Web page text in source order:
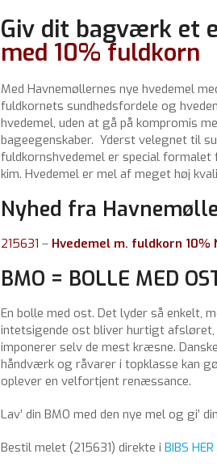
Giv dit bagværk et
med 10% fuldkorn
Med Havnemøllernes nye hvedemel
fuldkornets sundhedsfordele og
hvedemel, uden at gå på kompromis
bageegenskaber. Yderst velegnet til
fuldkornshvedemel er special formalet
kim. Hvedemel er mel af meget høj
Nyhed fra
215631 – Hvedemel m. fuldkorn 10%
BMO = BOLLE MED
En bolle med ost. Det lyder så enkelt,
intetsigende ost bliver hurtigt
imponerer selv de mest kræsne.
håndværk og råvarer i topklasse kan
oplever en velfortjent renæssance.
Lav’ din BMO med den nye mel og gi’
Bestil melet (215631) direkte i BIBS HER